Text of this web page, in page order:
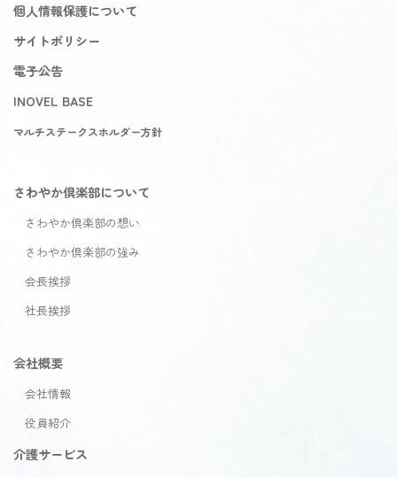
個人情報保護について
サイトポリシー
電子公告
INOVEL BASE
マルチステークスホルダー方針
さわやか倶楽部について
さわやか倶楽部の想い
さわやか倶楽部の強み
会長挨拶
社長挨拶
会社概要
会社情報
役員紹介
介護サービス